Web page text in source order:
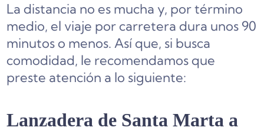
La distancia no es mucha y, por término
medio, el viaje por carretera dura unos 90
minutos o menos. Así que, si busca
comodidad, le recomendamos que
preste atención a lo siguiente:
Lanzadera de Santa Marta a